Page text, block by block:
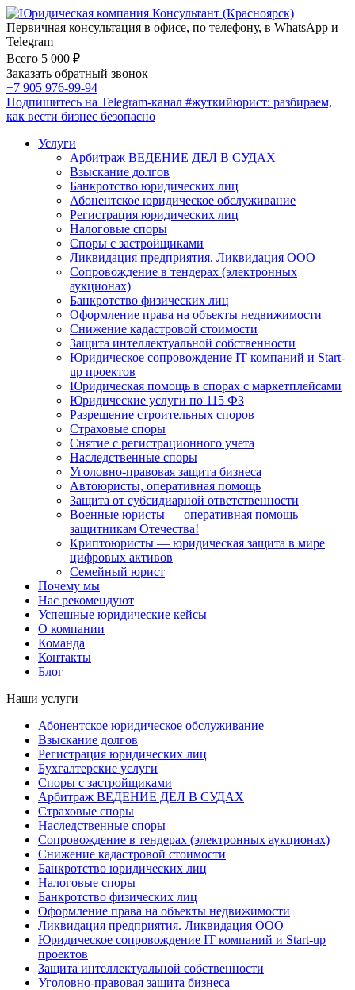
Первичная консультация в офисе, по телефону, в WhatsApp и
Telegram
Всего 5 000 ₽
Заказать обратный звонок
+7 905 976-99-94
Подпишитесь на Telegram-канал #жуткийюрист: разбираем,
как вести бизнес безопасно
Услуги
Арбитраж ВЕДЕНИЕ ДЕЛ В СУДАХ
Взыскание долгов
Банкротство юридических лиц
Абонентское юридическое обслуживание
Регистрация юридических лиц
Налоговые споры
Споры с застройщиками
Ликвидация предприятия. Ликвидация ООО
Сопровождение в тендерах (электронных
аукционах)
Банкротство физических лиц
Оформление права на объекты недвижимости
Снижение кадастровой стоимости
Защита интеллектуальной собственности
Юридическое сопровождение IT компаний и Start-
up проектов
Юридическая помощь в спорах с маркетплейсами
Юридические услуги по 115 ФЗ
Разрешение строительных споров
Страховые споры
Снятие с регистрационного учета
Наследственные споры
Уголовно-правовая защита бизнеса
Автоюристы, оперативная помощь
Защита от субсидиарной ответственности
Военные юристы — оперативная помощь
защитникам Отечества!
Криптоюристы — юридическая защита в мире
цифровых активов
Семейный юрист
Почему мы
Нас рекомендуют
Успешные юридические кейсы
О компании
Команда
Контакты
Блог
Наши услуги
Абонентское юридическое обслуживание
Взыскание долгов
Регистрация юридических лиц
Бухгалтерские услуги
Споры с застройщиками
Арбитраж ВЕДЕНИЕ ДЕЛ В СУДАХ
Страховые споры
Наследственные споры
Сопровождение в тендерах (электронных аукционах)
Снижение кадастровой стоимости
Банкротство юридических лиц
Налоговые споры
Банкротство физических лиц
Оформление права на объекты недвижимости
Ликвидация предприятия. Ликвидация ООО
Юридическое сопровождение IT компаний и Start-up
проектов
Защита интеллектуальной собственности
Уголовно-правовая защита бизнеса